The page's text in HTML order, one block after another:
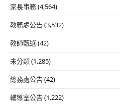
家長事務(4,564)
教務處公告(3,532)
教師甄選(42)
未分類(1,285)
總務處公告(42)
輔導室公告(1,222)